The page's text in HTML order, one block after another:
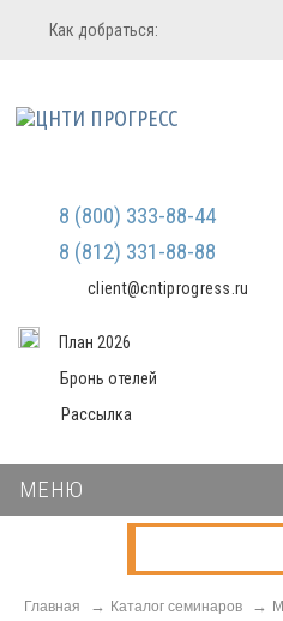
Регистрация
Мы не передаем ваши данные
третьим лицам и не рассылаем
Вход в систему
Как добраться:
8 (800) 333-88-44
8 (812) 331-88-88
client@cntiprogress.ru
План 2026
Бронь отелей
Рассылка
МЕНЮ
Главная Каталог семинаров